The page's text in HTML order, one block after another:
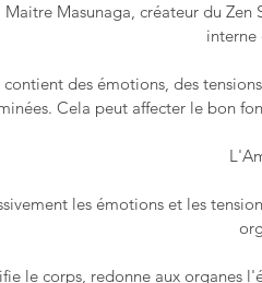
Masunaga, créateur du
interne
des émotions, des
Cela peut affecter le bon
les émotions et les
le corps, redonne aux organes